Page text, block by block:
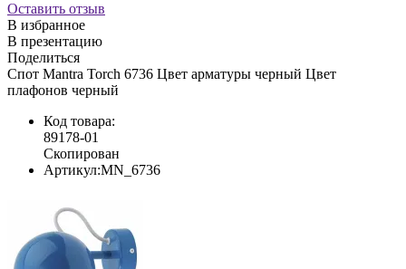
Оставить отзыв
В избранное
В презентацию
Поделиться
Спот Mantra Torch 6736 Цвет арматуры черный Цвет
плафонов черный
Код товара:
89178-01
Скопирован
Артикул:MN_6736